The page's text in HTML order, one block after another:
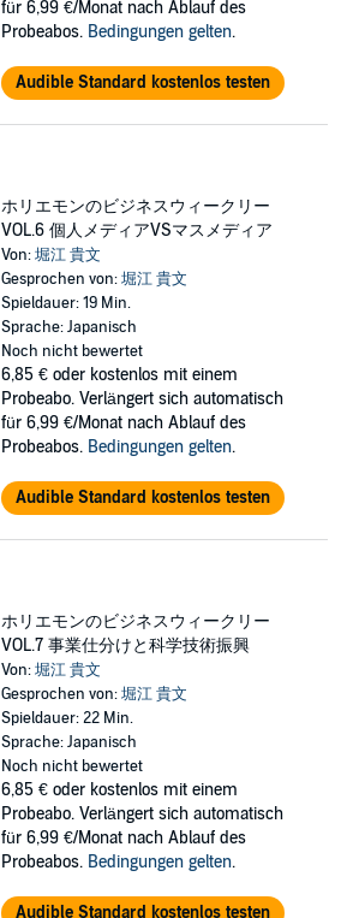
für 6,99 €/Monat nach Ablauf des
Probeabos. Bedingungen gelten.
Audible Standard kostenlos testen
ホリエモンのビジネスウィークリー
VOL.6 個人メディアVSマスメディア
Von:堀江 貴文
Gesprochen von:堀江 貴文
Spieldauer: 19 Min.
Sprache: Japanisch
Noch nicht bewertet
6,85 € oder kostenlos mit einem
Probeabo. Verlängert sich automatisch
für 6,99 €/Monat nach Ablauf des
Probeabos. Bedingungen gelten.
Audible Standard kostenlos testen
ホリエモンのビジネスウィークリー
VOL.7 事業仕分けと科学技術振興
Von:堀江 貴文
Gesprochen von:堀江 貴文
Spieldauer: 22 Min.
Sprache: Japanisch
Noch nicht bewertet
6,85 € oder kostenlos mit einem
Probeabo. Verlängert sich automatisch
für 6,99 €/Monat nach Ablauf des
Probeabos. Bedingungen gelten.
Audible Standard kostenlos testen